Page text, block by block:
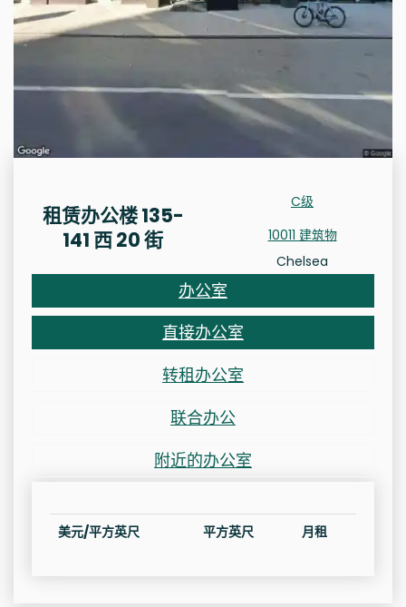
租赁办公楼 135-
141 西 20 街
C级
10011 建筑物
Chelsea
办公室
直接办公室
转租办公室
联合办公
附近的办公室
美元/平方英尺 平方英尺 月租